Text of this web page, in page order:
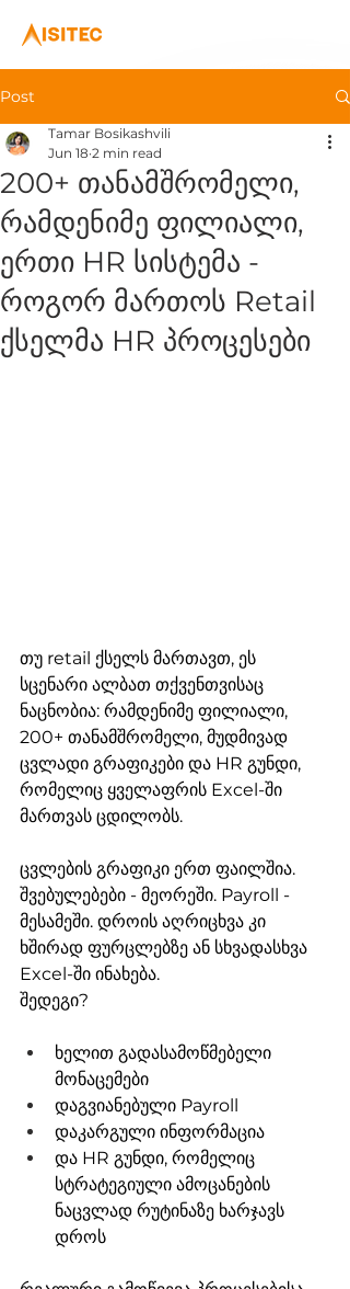
Post
200+ თანამშრომელი,
რამდენიმე ფილიალი,
ერთი HR სისტემა -
როგორ მართოს Retail
ქსელმა HR პროცესები
Tamar Bosikashvili
Jun 18 2 min read
თუ retail ქსელს მართავთ, ეს
სცენარი ალბათ თქვენთვისაც
ნაცნობია: რამდენიმე ფილიალი,
200+ თანამშრომელი, მუდმივად
ცვლადი გრაფიკები და HR გუნდი,
რომელიც ყველაფრის Excel-ში
მართვას ცდილობს.
ცვლების გრაფიკი ერთ ფაილშია.
შვებულებები - მეორეში. Payroll -
მესამეში. დროის აღრიცხვა კი
ხშირად ფურცლებზე ან სხვადასხვა
Excel-ში ინახება.
შედეგი?
ხელით გადასამოწმებელი
მონაცემები
დაგვიანებული Payroll
დაკარგული ინფორმაცია
და HR გუნდი, რომელიც
სტრატეგიული ამოცანების
ნაცვლად რუტინაზე ხარჯავს
დროს